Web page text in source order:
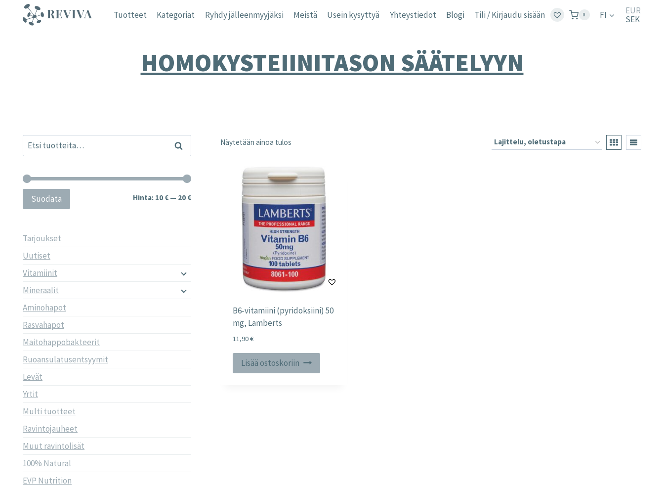
sisältöön
Tuotteet Kategoriat Ryhdy jälleenmyyjäksi Meistä Usein kysyttyä Yhteystiedot Blogi Tili / Kirjaudu sisään 0 FI
EUR
SEK
HOMOKYSTEIINITASON SÄÄTELYYN
Näytetään ainoa tulos
B6-vitamiini (pyridoksiini) 50
mg, Lamberts
11,90€
Lisää ostoskoriin
Etsi: Haku
Minimihinta
Maksimihinta
Suodata Hinta: 10 €— 20 €
Tarjoukset
Uutiset
Vitamiinit
Mineraalit
Aminohapot
Rasvahapot
Maitohappobakteerit
Ruoansulatusentsyymit
Levät
Yrtit
Multi tuotteet
Ravintojauheet
Muut ravintolisät
100% Natural
EVP Nutrition